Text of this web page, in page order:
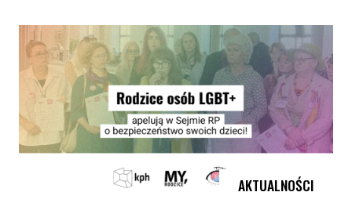
AKTUALNOŚCI